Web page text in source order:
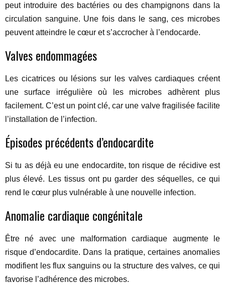
peut introduire des bactéries ou des champignons dans la
circulation sanguine. Une fois dans le sang, ces microbes
peuvent atteindre le cœur et s’accrocher à l’endocarde.
Valves endommagées
Les cicatrices ou lésions sur les valves cardiaques créent
une surface irrégulière où les microbes adhèrent plus
facilement. C’est un point clé, car une valve fragilisée facilite
l’installation de l’infection.
Épisodes précédents d’endocardite
Si tu as déjà eu une endocardite, ton risque de récidive est
plus élevé. Les tissus ont pu garder des séquelles, ce qui
rend le cœur plus vulnérable à une nouvelle infection.
Anomalie cardiaque congénitale
Être né avec une malformation cardiaque augmente le
risque d’endocardite. Dans la pratique, certaines anomalies
modifient les flux sanguins ou la structure des valves, ce qui
favorise l’adhérence des microbes.